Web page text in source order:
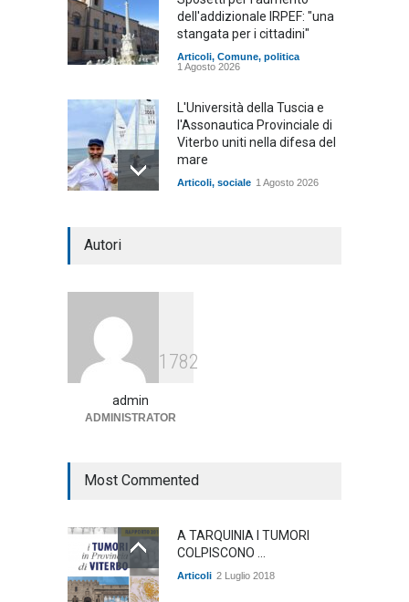
dell'addizionale IRPEF: "una
stangata per i cittadini"
Articoli, Comune, politica
1 Agosto 2026
L'Università della Tuscia e
l'Assonautica Provinciale di
Viterbo uniti nella difesa del
mare
Articoli, sociale 1 Agosto 2026
arrivano i pagamenti PAC, la
Autori
1782
admin
ADMINISTRATOR
Most Commented
A TARQUINIA I TUMORI
COLPISCONO ...
Articoli 2 Luglio 2018